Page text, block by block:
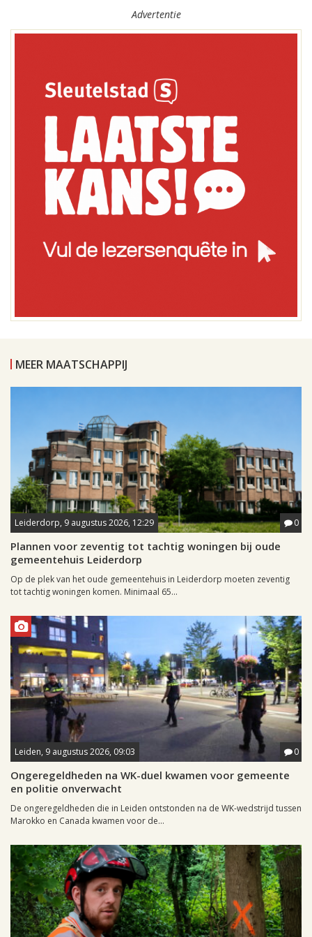
Advertentie
MEER MAATSCHAPPIJ
Leiderdorp, 9 augustus 2026, 12:29 0
Plannen voor zeventig tot tachtig woningen bij oude
gemeentehuis Leiderdorp
Op de plek van het oude gemeentehuis in Leiderdorp moeten zeventig
tot tachtig woningen komen. Minimaal 65...
Leiden, 9 augustus 2026, 09:03 0
Ongeregeldheden na WK-duel kwamen voor gemeente
en politie onverwacht
De ongeregeldheden die in Leiden ontstonden na de WK-wedstrijd tussen
Marokko en Canada kwamen voor de...